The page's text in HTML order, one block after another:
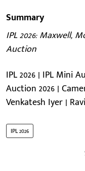
Summary
IPL 2026: Maxwell,
Auction
IPL 2026 | IPL Mini
Auction 2026 |
Venkatesh Iyer |
IPL 2026